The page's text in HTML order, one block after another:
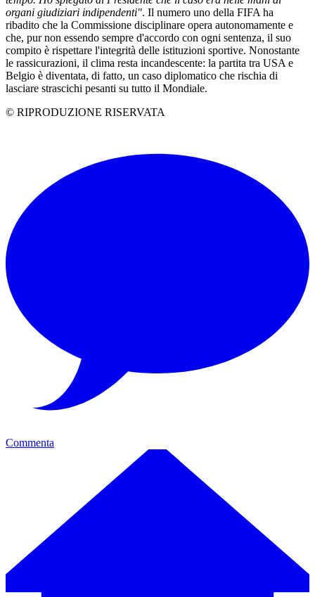
organi giudiziari indipendenti". Il numero uno della FIFA ha
ribadito che la Commissione disciplinare opera autonomamente e
che, pur non essendo sempre d'accordo con ogni sentenza, il suo
compito è rispettare l'integrità delle istituzioni sportive. Nonostante
le rassicurazioni, il clima resta incandescente: la partita tra USA e
Belgio è diventata, di fatto, un caso diplomatico che rischia di
lasciare strascichi pesanti su tutto il Mondiale.
© RIPRODUZIONE RISERVATA
Commenta